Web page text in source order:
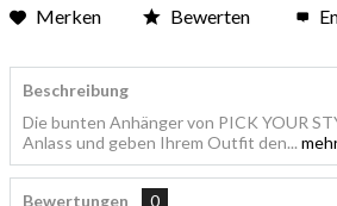
Merken Bewerten
Beschreibung
Die bunten Anhänger von PICK YOUR
Anlass und geben Ihrem Outfit den...
Bewertungen
0